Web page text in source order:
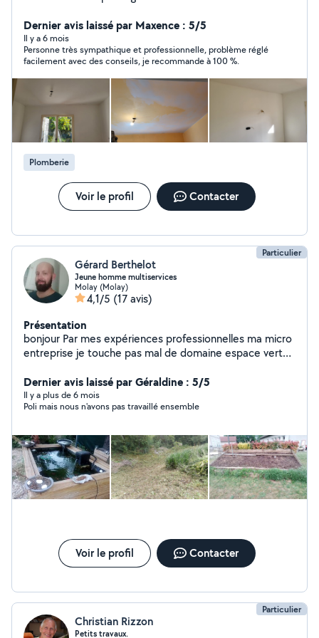
Menuiserie- pose, réparation, aménagements Petites
travaux de plomberie, entretien extérieur. Travail soigné
et professionnel Devis gratuit et rapide Intervention
dans tout le jura et départements limitrophes
Dernier avis laissé par Maxence : 5/5
Il y a 6 mois
Personne très sympathique et professionnelle, problème réglé
facilement avec des conseils, je recommande à 100 %.
Plomberie
Voir le profil Contacter
Particulier
Gérard Berthelot
Jeune homme multiservices
Molay (Molay)
4,1/5 (17 avis)
Présentation
bonjour Par mes expériences professionnelles ma micro
entreprise je touche pas mal de domaine espace vert
déménagement.... je suis un touche à tout et possède
tout le matériel nécessaire. bonne journée
Dernier avis laissé par Géraldine : 5/5
Il y a plus de 6 mois
Poli mais nous n'avons pas travaillé ensemble
Voir le profil Contacter
Particulier
Christian Rizzon
Petits travaux.